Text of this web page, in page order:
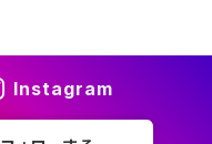
Instagram